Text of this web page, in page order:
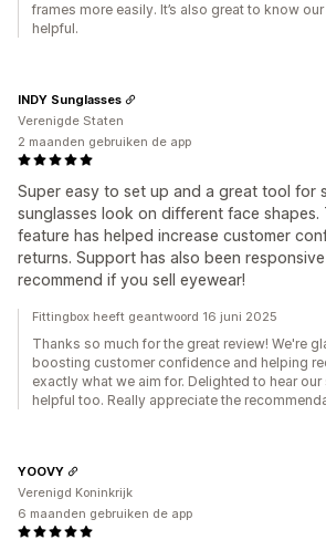
frames more easily. It’s also great to know
helpful.
Super easy to set up and a great tool for
sunglasses look on different face
feature has helped increase customer
returns. Support has also been
recommend if you sell eyewear!
INDY Sunglasses
Verenigde Staten
2 maanden gebruiken de app
Fittingbox heeft geantwoord 16 juni 2025
Thanks so much for the great review! We're
boosting customer confidence and helping
exactly what we aim for. Delighted to hear
helpful too. Really appreciate the
YOOVY
Verenigd Koninkrijk
6 maanden gebruiken de app